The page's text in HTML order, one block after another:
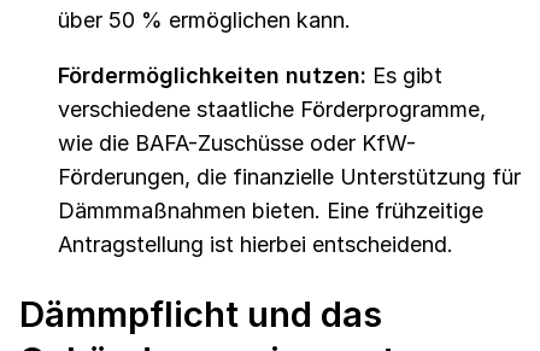
über 50 % ermöglichen kann.
Fördermöglichkeiten nutzen: Es gibt
verschiedene staatliche Förderprogramme,
wie die BAFA-Zuschüsse oder KfW-
Förderungen, die finanzielle Unterstützung für
Dämmmaßnahmen bieten. Eine frühzeitige
Antragstellung ist hierbei entscheidend.
Dämmpflicht und das